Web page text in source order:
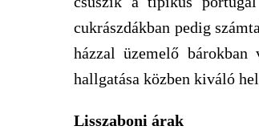
cukrászdákban pedig
házzal üzemelő
hallgatása közben kiváló
Lisszaboni árak